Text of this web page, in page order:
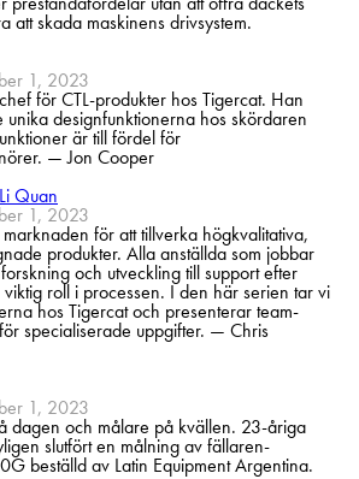
att skada maskinens drivsystem.
1, 2023
för CTL-produkter hos Tigercat. Han
designfunktionerna hos skördaren
är till fördel för
— Jon Cooper
Quan
1, 2023
för att tillverka högkvalitativa,
produkter. Alla anställda som jobbar
och utveckling till support efter
roll i processen. I den här serien tar vi
hos Tigercat och presenterar team-
specialiserade uppgifter. — Chris
1, 2023
dagen och målare på kvällen. 23-åriga
slutfört en målning av fällaren-
beställd av Latin Equipment Argentina.